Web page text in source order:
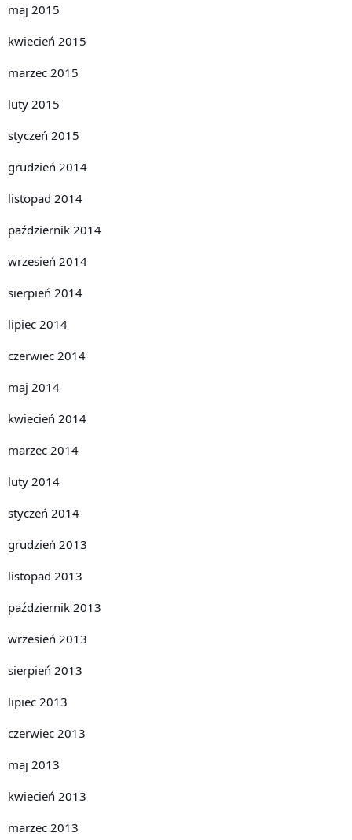
maj 2015
kwiecień 2015
marzec 2015
luty 2015
styczeń 2015
grudzień 2014
listopad 2014
październik 2014
wrzesień 2014
sierpień 2014
lipiec 2014
czerwiec 2014
maj 2014
kwiecień 2014
marzec 2014
luty 2014
styczeń 2014
grudzień 2013
listopad 2013
październik 2013
wrzesień 2013
sierpień 2013
lipiec 2013
czerwiec 2013
maj 2013
kwiecień 2013
marzec 2013